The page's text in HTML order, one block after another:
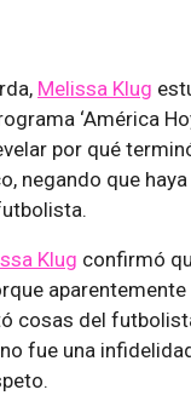
Melissa Klug
‘América
por qué
negando que
Klug confirmó
cosas del
fue una